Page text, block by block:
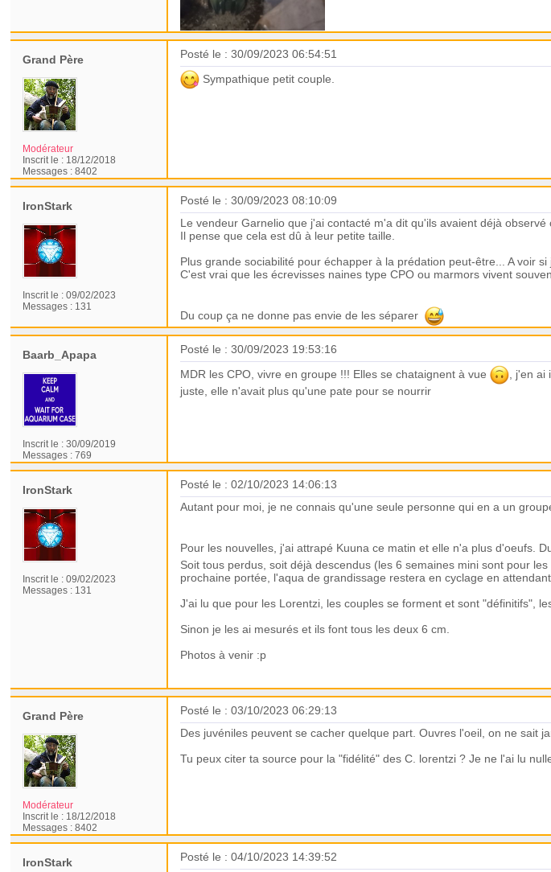
Grand Père
Modérateur
Inscrit le : 18/12/2018
Messages :8402
Posté le : 30/09/2023 06:54:51
Sympathique petit couple.
IronStark
Inscrit le :09/02/2023
Messages : 131
Posté le : 30/09/2023 08:10:09
Le vendeur Garnelio que j'ai contacté m'a dit qu'ils avaient déjà
Il pense que cela est dû à leur petite taille.
Plus grande sociabilité pour échapper à la prédation peut-être... A voir
C'est vrai que les écrevisses naines type CPO ou marmors vivent
Du coup ça ne donne pas envie de les séparer
Baarb_Apapa
Inscrit le :30/09/2019
Messages :769
Posté le : 30/09/2023 19:53:16
MDR les CPO, vivre en groupe !!! Elles se chataignent à vue
, j'en
juste, elle n'avait plus qu'une pate pour se nourrir
IronStark
Inscrit le :09/02/2023
Messages : 131
Posté le : 02/10/2023 14:06:13
Autant pour moi, je ne connais qu'une seule personne qui en a un
Pour les nouvelles, j'ai attrapé Kuuna ce matin et elle n'a plus d'oeufs.
Soit tous perdus, soit déjà descendus (les 6 semaines mini sont pour
prochaine portée, l'aqua de grandissage restera en cyclage en attendant.
J'ai lu que pour les Lorentzi, les couples se forment et sont "définitifs",
Sinon je les ai mesurés et ils font tous les deux 6 cm.
Photos à venir :p
Grand Père
Modérateur
Inscrit le : 18/12/2018
Messages :8402
Posté le : 03/10/2023 06:29:13
Des juvéniles peuvent se cacher quelque part. Ouvres l'oeil, on ne sait
Tu peux citer ta source pour la "fidélité" des C. lorentzi ? Je ne l'ai lu
IronStark
Posté le : 04/10/2023 14:39:52